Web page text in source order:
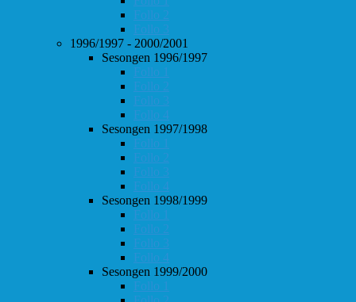
Follo 2
Follo 3
1996/1997 - 2000/2001
Sesongen 1996/1997
Follo 1
Follo 2
Follo 3
Follo 4
Sesongen 1997/1998
Follo 1
Follo 2
Follo 3
Follo 4
Sesongen 1998/1999
Follo 1
Follo 2
Follo 3
Follo 4
Sesongen 1999/2000
Follo 1